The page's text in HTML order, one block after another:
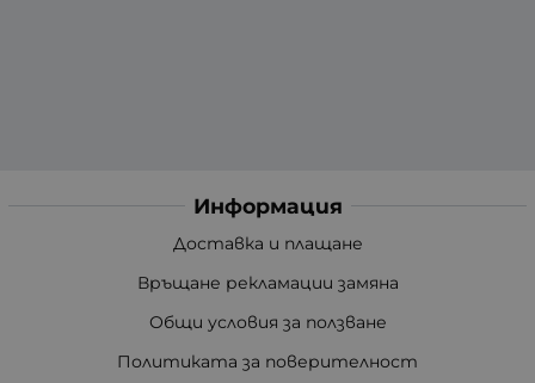
Информация
Доставка и плащане
Връщане рекламации замяна
Общи условия за ползване
Политиката за поверителност